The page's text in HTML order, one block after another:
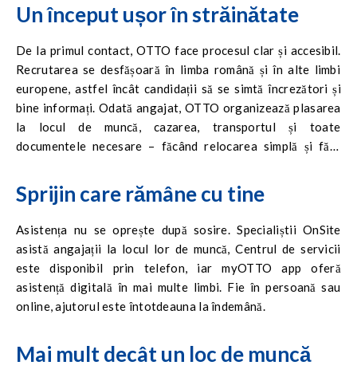
Un început ușor în străinătate
De la primul contact, OTTO face procesul clar și accesibil.
Recrutarea se desfășoară în limba română și în alte limbi
europene, astfel încât candidații să se simtă încrezători și
bine informați. Odată angajat, OTTO organizează plasarea
la locul de muncă, cazarea, transportul și toate
documentele necesare – făcând relocarea simplă și fără
Sprijin care rămâne cu tine
Asistența nu se oprește după sosire. Specialiștii OnSite
asistă angajații la locul lor de muncă, Centrul de servicii
este disponibil prin telefon, iar myOTTO app oferă
asistență digitală în mai multe limbi. Fie în persoană sau
online, ajutorul este întotdeauna la îndemână.
Mai mult decât un loc de muncă